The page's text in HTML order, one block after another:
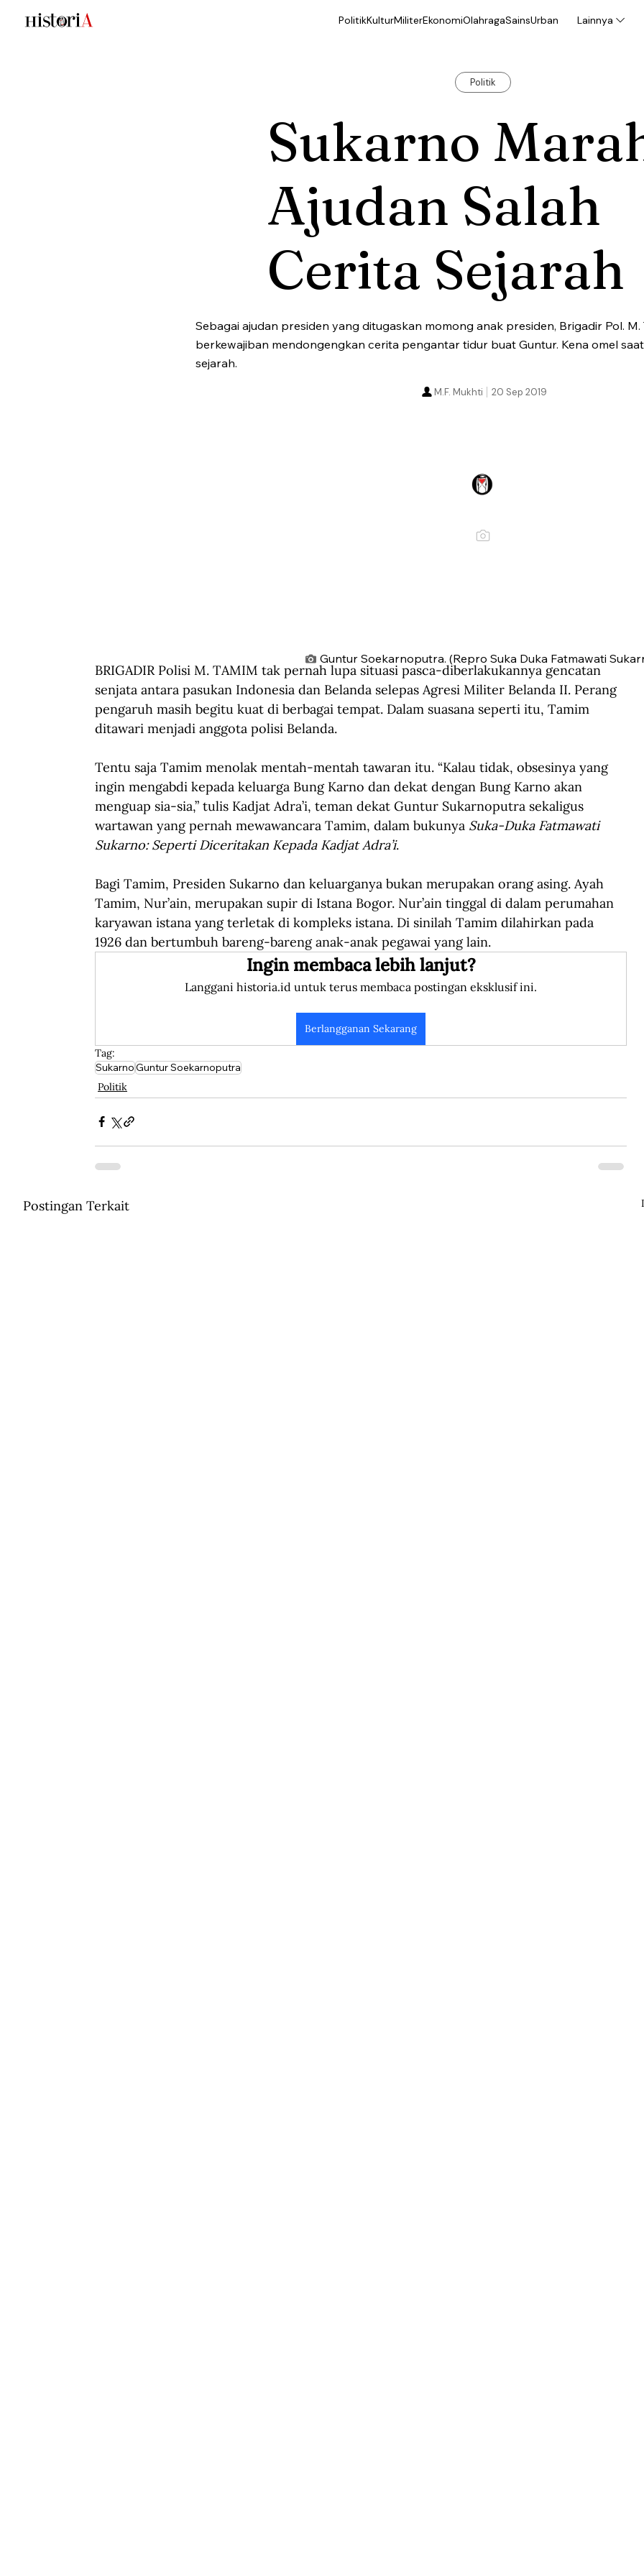
PolitikKulturMiliterEkonomiOlahragaSainsUrban Lainnya
Politik
Sukarno
Ajudan Salah
Cerita Sejarah
Sebagai ajudan presiden yang ditugaskan momong anak presiden, Brigadir Pol. M.
berkewajiban mendongengkan cerita pengantar tidur buat Guntur. Kena omel
sejarah.
20 Sep 2019
M.F. Mukhti
Guntur Soekarnoputra. (Repro Suka Duka Fatmawati
BRIGADIR Polisi M. TAMIM tak pernah lupa situasi pasca-diberlakukannya gencatan
senjata antara pasukan Indonesia dan Belanda selepas Agresi Militer Belanda II. Perang
pengaruh masih begitu kuat di berbagai tempat. Dalam suasana seperti itu, Tamim
ditawari menjadi anggota polisi Belanda.
Tentu saja Tamim menolak mentah-mentah tawaran itu. “Kalau tidak, obsesinya yang
ingin mengabdi kepada keluarga Bung Karno dan dekat dengan Bung Karno akan
menguap sia-sia,” tulis Kadjat Adra’i, teman dekat Guntur Sukarnoputra sekaligus
wartawan yang pernah mewawancara Tamim, dalam bukunya Suka-Duka Fatmawati
Sukarno: Seperti Diceritakan Kepada Kadjat Adra’i.
Bagi Tamim, Presiden Sukarno dan keluarganya bukan merupakan orang asing. Ayah
Tamim, Nur’ain, merupakan supir di Istana Bogor. Nur’ain tinggal di dalam perumahan
karyawan istana yang terletak di kompleks istana. Di sinilah Tamim dilahirkan pada
1926 dan bertumbuh bareng-bareng anak-anak pegawai yang lain.
Ingin membaca lebih lanjut?
Langgani historia.id untuk terus membaca postingan eksklusif ini.
Berlangganan Sekarang
Tag:
SukarnoGuntur Soekarnoputra
Politik
Postingan Terkait